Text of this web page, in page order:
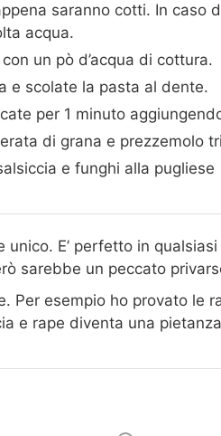
saranno cotti. In caso
acqua.
un pò d’acqua di cottura.
e scolate la pasta al dente.
per 1 minuto
di grana e prezzemolo
e funghi alla pugliese
E’ perfetto in
sarebbe un peccato
Per esempio ho provato le
e rape diventa una